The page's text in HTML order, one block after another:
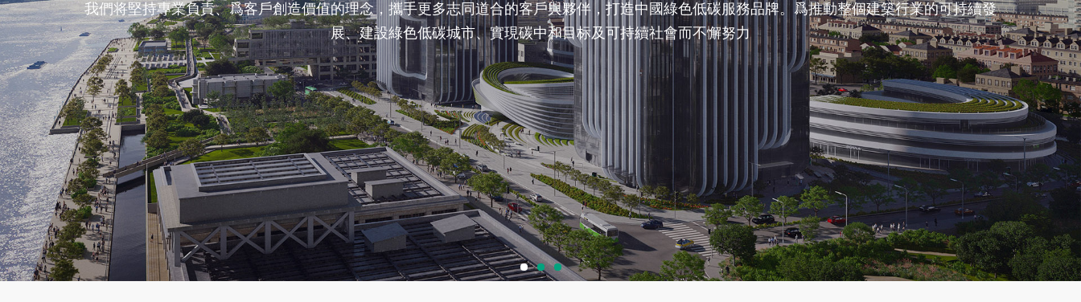
我們将堅持專業負責、爲客戶創造價值的理念，攜手更多志同道合的客戶與夥伴，打造中國綠色低碳服務品牌。爲推動整個建築行業的可持續發
展、建設綠色低碳城市、實現碳中和目标及可持續社會而不懈努力